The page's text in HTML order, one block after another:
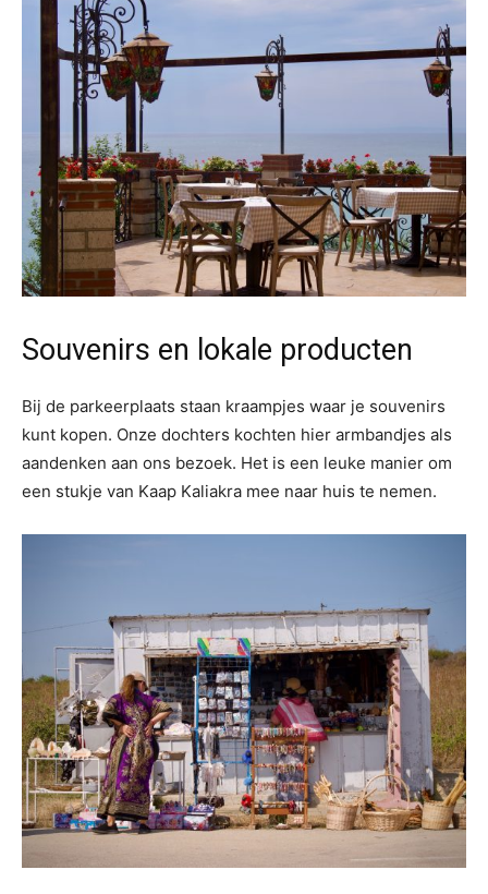
Souvenirs en lokale producten
Bij de parkeerplaats staan kraampjes waar je souvenirs
kunt kopen. Onze dochters kochten hier armbandjes als
aandenken aan ons bezoek. Het is een leuke manier om
een stukje van Kaap Kaliakra mee naar huis te nemen.